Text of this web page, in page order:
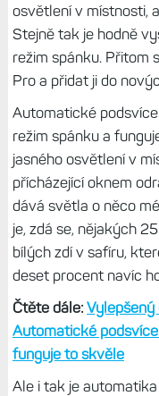
osvětlení v místnosti,
Stejně tak je hodně
režim spánku. Přitom
Pro a přidat ji do
Automatické
režim spánku a
jasného osvětlení v
přícházející oknem
dává světla o něco
je, zdá se, nějakých
bílých zdí v safíru,
deset procent navíc
Čtěte dále: Vylepšený
Automatické
funguje to skvěle
Ale i tak je